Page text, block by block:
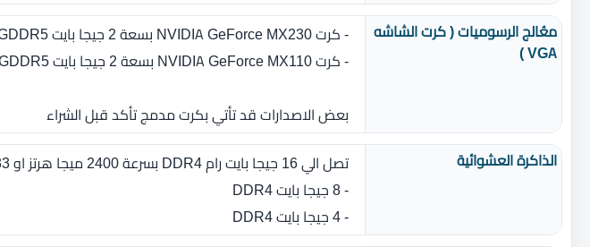
معُالج الرسوميات ( كرت الشاشه
VGA )
- كرت NVIDIA GeForce MX230 بسعة 2 جيجا بايت GDDR5
- كرت NVIDIA GeForce MX110 بسعة 2 جيجا بايت GDDR5
بعض الاصدارات قد تأتي بكرت مدمج تأكد قبل الشراء
الذاكرة العشوائية
تصل الي 16 جيجا بايت رام DDR4 بسرعة 2400 ميجا هرتز او 2133 ميجا هرتز
- 8 جيجا بايت DDR4
- 4 جيجا بايت DDR4